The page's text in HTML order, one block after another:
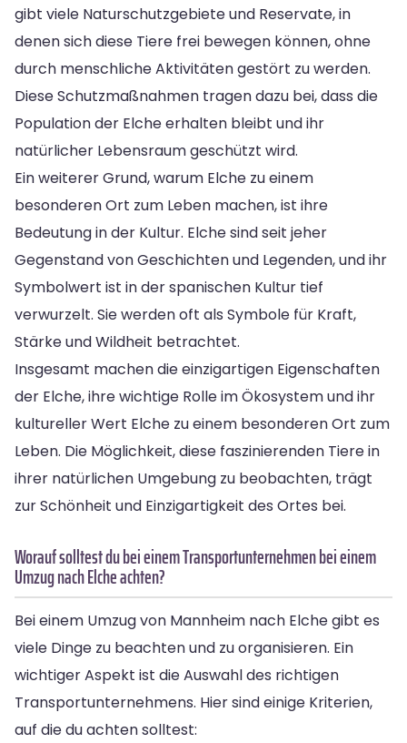
gibt viele Naturschutzgebiete und Reservate, in
denen sich diese Tiere frei bewegen können, ohne
durch menschliche Aktivitäten gestört zu werden.
Diese Schutzmaßnahmen tragen dazu bei, dass die
Population der Elche erhalten bleibt und ihr
natürlicher Lebensraum geschützt wird.
Ein weiterer Grund, warum Elche zu einem
besonderen Ort zum Leben machen, ist ihre
Bedeutung in der Kultur. Elche sind seit jeher
Gegenstand von Geschichten und Legenden, und ihr
Symbolwert ist in der spanischen Kultur tief
verwurzelt. Sie werden oft als Symbole für Kraft,
Stärke und Wildheit betrachtet.
Insgesamt machen die einzigartigen Eigenschaften
der Elche, ihre wichtige Rolle im Ökosystem und ihr
kultureller Wert Elche zu einem besonderen Ort zum
Leben. Die Möglichkeit, diese faszinierenden Tiere in
ihrer natürlichen Umgebung zu beobachten, trägt
zur Schönheit und Einzigartigkeit des Ortes bei.
Worauf solltest du bei einem Transportunternehmen bei einem
Umzug nach Elche achten?
Bei einem Umzug von Mannheim nach Elche gibt es
viele Dinge zu beachten und zu organisieren. Ein
wichtiger Aspekt ist die Auswahl des richtigen
Transportunternehmens. Hier sind einige Kriterien,
auf die du achten solltest: